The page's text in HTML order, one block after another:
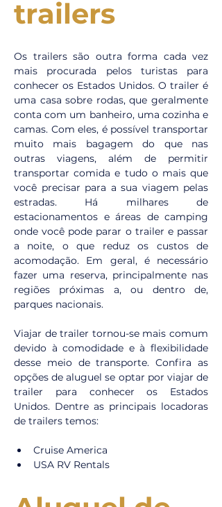
trailers
Os trailers são outra forma cada vez
mais procurada pelos turistas para
conhecer os Estados Unidos. O trailer é
uma casa sobre rodas, que geralmente
conta com um banheiro, uma cozinha e
camas. Com eles, é possível transportar
muito mais bagagem do que nas
outras viagens, além de permitir
transportar comida e tudo o mais que
você precisar para a sua viagem pelas
estradas. Há milhares de
estacionamentos e áreas de camping
onde você pode parar o trailer e passar
a noite, o que reduz os custos de
acomodação. Em geral, é necessário
fazer uma reserva, principalmente nas
regiões próximas a, ou dentro de,
parques nacionais.
Viajar de trailer tornou-se mais comum
devido à comodidade e à flexibilidade
desse meio de transporte. Confira as
opções de aluguel se optar por viajar de
trailer para conhecer os Estados
Unidos. Dentre as principais locadoras
de trailers temos:
Cruise America
USA RV Rentals